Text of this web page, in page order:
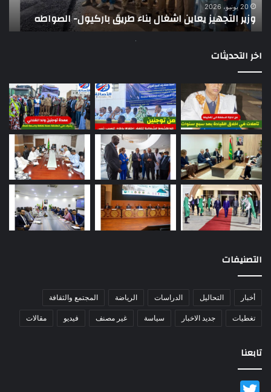
20 يونيو، 2026
وزير التجهيز يعاين اشغال بناء طريق باركيول- الصواطه
اخر التحديثات
التصنيفات
أخبار التحاليل الدراسات الرياضة المجتمع والثقافة
تغطيات جديد الاخبار سياسة غير مصنف فيديو مقالات
تابعنا